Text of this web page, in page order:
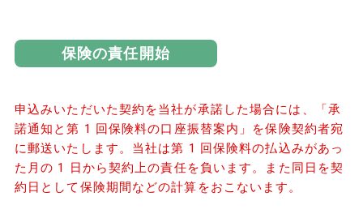
保険の責任開始
申込みいただいた契約を当社が承諾した場合には、「承
諾通知と第 1 回保険料の口座振替案内」を保険契約者宛
に郵送いたします。当社は第 1 回保険料の払込みがあっ
た月の 1 日から契約上の責任を負います。また同日を契
約日として保険期間などの計算をおこないます。